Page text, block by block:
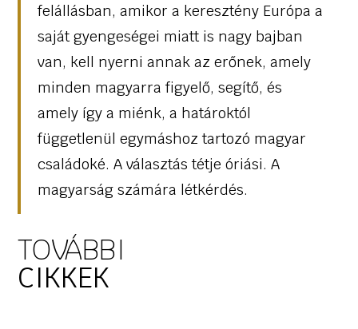
felállásban, amikor a keresztény Európa a
saját gyengeségei miatt is nagy bajban
van, kell nyerni annak az erőnek, amely
minden magyarra figyelő, segítő, és
amely így a miénk, a határoktól
függetlenül egymáshoz tartozó magyar
családoké. A választás tétje óriási. A
magyarság számára létkérdés.
TOVÁBBI
CIKKEK